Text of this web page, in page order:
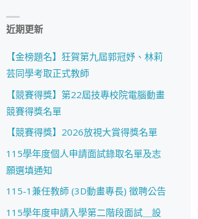
近期更新
【金榜題名】狂賀第九屆郭冠妤、林莉
芸同學考取正式教師
【競賽得獎】第22屆技專校院電腦動畫
競賽得獎名單
【競賽得獎】2026放視大賞得獎名單
115學年度個人申請面試錄取名單及志
願選填通知
115-1兼任教師 (3D動畫專長) 徵聘公告
115學年度申請入學第二階段面試＿設